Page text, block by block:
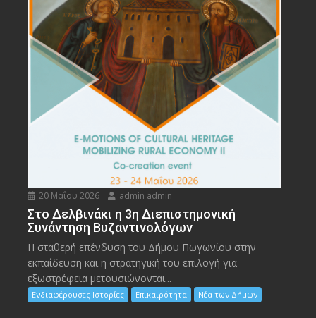
20 Μαΐου 2026 admin admin
Στο Δελβινάκι η 3η Διεπιστημονική
Συνάντηση Βυζαντινολόγων
Η σταθερή επένδυση του Δήμου Πωγωνίου στην
εκπαίδευση και η στρατηγική του επιλογή για
εξωστρέφεια μετουσιώνονται...
Ενδιαφέρουσες Ιστορίες Επικαιρότητα Νέα των Δήμων